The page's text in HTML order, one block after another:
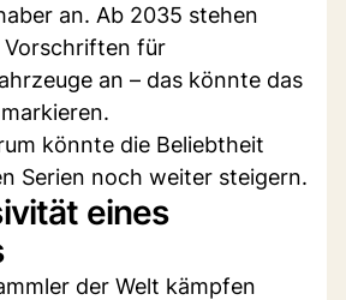
an. Ab 2035 stehen
Vorschriften für
an – das könnte das
könnte die Beliebtheit
Serien noch weiter steigern.
eines
der Welt kämpfen